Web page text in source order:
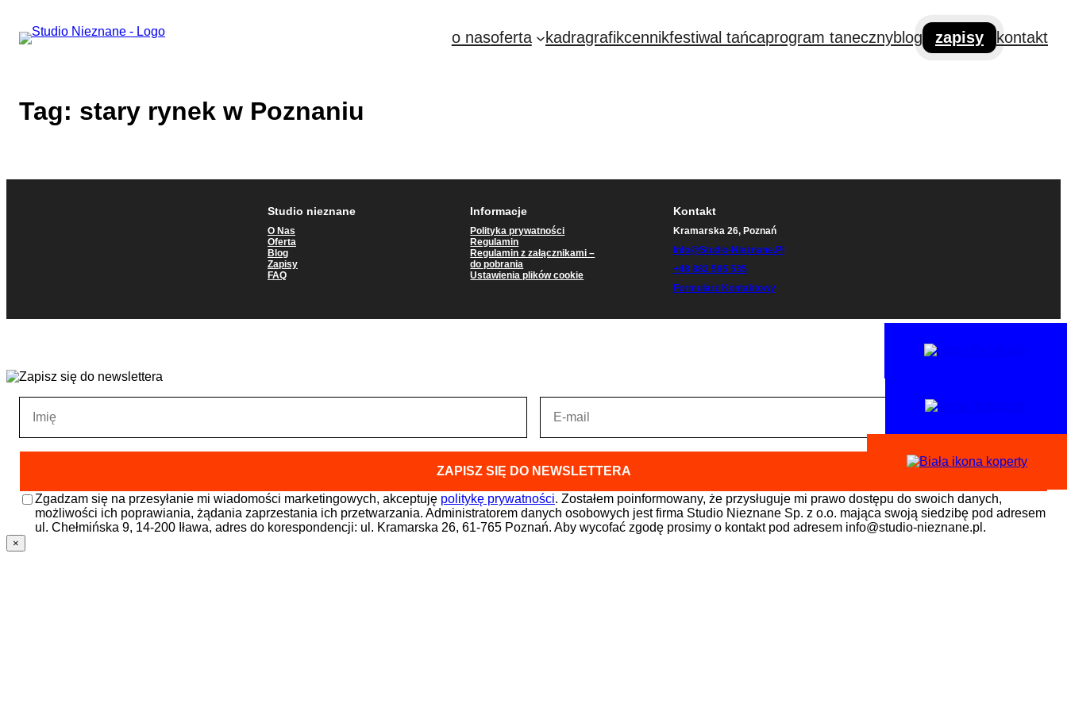
treści
o nasoferta kadragrafikcennikfestiwal tańcaprogram tanecznyblog zapisy kontakt
Tag: stary rynek w Poznaniu
Studio nieznane
O Nas
Oferta
Blog
Zapisy
FAQ
Informacje
Polityka prywatności
Regulamin
Regulamin z załącznikami –
do pobrania
Ustawienia plików cookie
Kontakt
Kramarska 26, Poznań
Info@studio-Nieznane.pl
+48 882 595 535
Formularz Kontaktowy
Zgadzam się na przesyłanie mi wiadomości marketingowych, akceptuję politykę prywatności. Zostałem poinformowany, że przysługuje mi prawo dostępu do swoich danych,
możliwości ich poprawiania, żądania zaprzestania ich przetwarzania. Administratorem danych osobowych jest firma Studio Nieznane Sp. z o.o. mająca swoją siedzibę pod adresem
ul. Chełmińska 9, 14-200 Iława, adres do korespondencji: ul. Kramarska 26, 61-765 Poznań. Aby wycofać zgodę prosimy o kontakt pod adresem info@studio-nieznane.pl.
×